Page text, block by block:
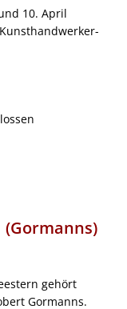
10. April
gehört
Gormanns.